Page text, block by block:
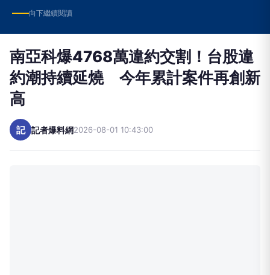
南亞科爆4768萬違約交割！台股違
約潮持續延燒 今年累計案件再創新
高
記